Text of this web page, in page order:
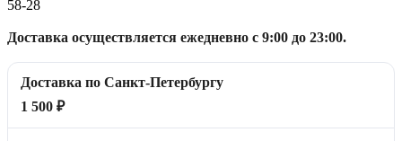
58-28
Доставка осуществляется ежедневно с 9:00 до 23:00.
Доставка по Санкт-Петербургу
1 500 ₽